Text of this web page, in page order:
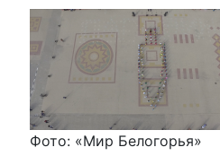
Фото: «Мир Белогорья»